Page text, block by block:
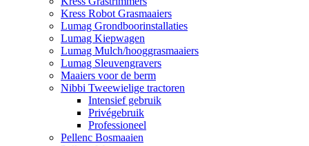
Kress Robot Grasmaaiers
Lumag Grondboorinstallaties
Lumag Kiepwagen
Lumag Mulch/hooggrasmaaiers
Lumag Sleuvengravers
Maaiers voor de berm
Nibbi Tweewielige tractoren
Intensief gebruik
Privégebruik
Professioneel
Pellenc Bosmaaien